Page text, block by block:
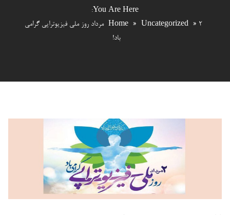
You Are Here:
Home » Uncategorized »
2 مرداد روز ملی فیزیوتراپی گرامی
باد!